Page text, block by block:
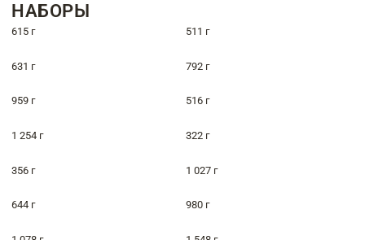
НАБОРЫ
615 г 511 г
631 г 792 г
959 г 516 г
1 254 г 322 г
356 г 1 027 г
644 г 980 г